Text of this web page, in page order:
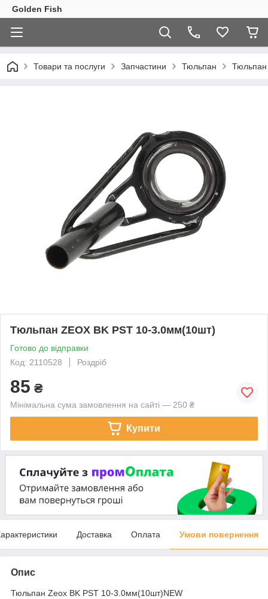
Golden Fish
Товари та послуги Запчастини Тюльпан
Тюльпан ZEOX BK PST 10-3.0мм(10шт)
Готово до відправки
Код: 2110528
Роздріб
85 ₴
Мінімальна сума замовлення на сайті — 250 ₴
Купити
Доставка Оплата Умови повернення
Опис
Тюльпан Zeox BK PST 10-3.0мм(10шт)NEW